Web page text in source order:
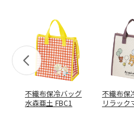
不織布保冷バッグ
水森亜土 FBC1
不織布保
リラック